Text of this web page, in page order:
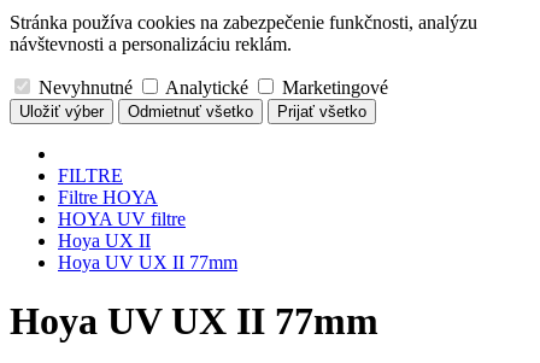
Stránka používa cookies na zabezpečenie funkčnosti, analýzu
návštevnosti a personalizáciu reklám.
Nevyhnutné Analytické Marketingové
Uložiť výber Odmietnuť všetko Prijať všetko
FILTRE
Filtre HOYA
HOYA UV filtre
Hoya UX II
Hoya UV UX II 77mm
Hoya UV UX II 77mm